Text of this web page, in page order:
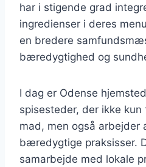
har i stigende grad
ingredienser i deres
en bredere
bæredygtighed og
I dag er Odense
spisesteder, der ikke
mad, men også arbejder
bæredygtige praksisser.
samarbejde med lokale